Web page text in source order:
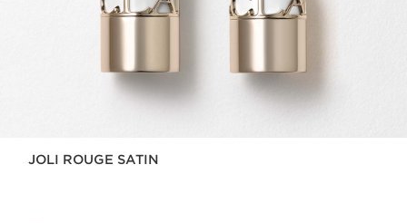
JOLI ROUGE SATIN